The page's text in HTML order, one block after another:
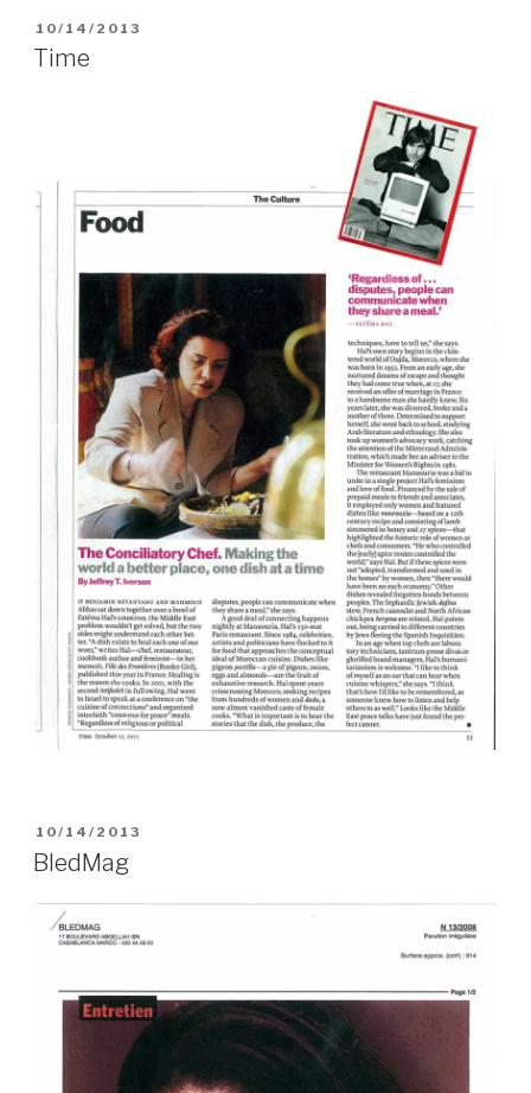
PUBLIÉ
LE
10/14/2013
Time
PUBLIÉ
LE
10/14/2013
BledMag